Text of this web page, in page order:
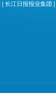
长江日报报业集团